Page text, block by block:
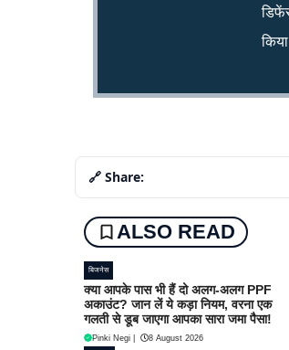
🔗 Share:
ALSO READ
बिजनेस
क्या आपके पास भी हैं दो अलग-अलग PPF
अकाउंट? जान लें ये कड़ा नियम, वरना एक
गलती से डूब जाएगा आपका सारा जमा पैसा!
Pinki Negi 8 August 2026